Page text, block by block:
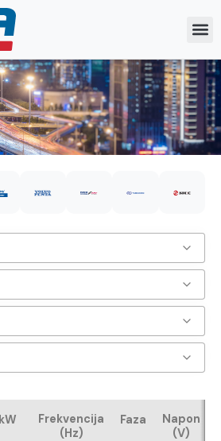
kW
Frekvencija
(Hz)
Faza
Napon
(V)